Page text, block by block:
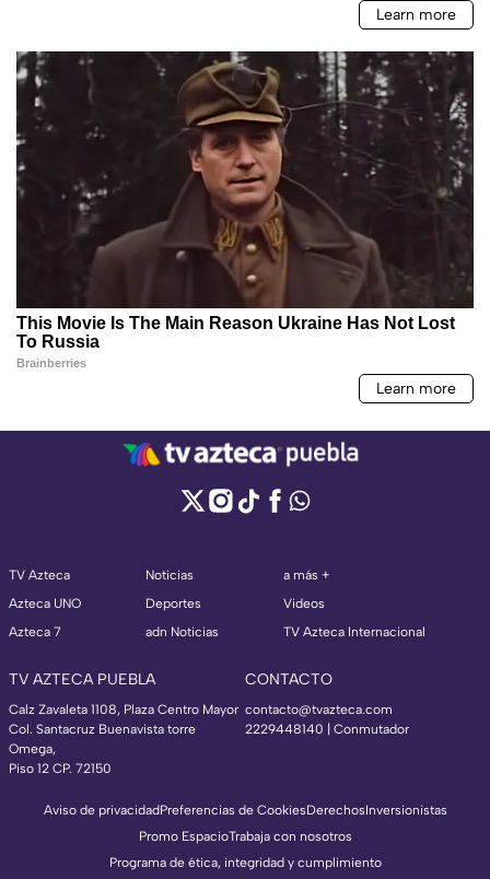
TV Azteca
Azteca UNO
Azteca 7
Noticias
Deportes
adn Noticias
a más +
Videos
TV Azteca Internacional
TV AZTECA PUEBLA
Calz Zavaleta 1108, Plaza Centro Mayor
Col. Santacruz Buenavista torre
Omega,
Piso 12 CP. 72150
CONTACTO
contacto@tvazteca.com
2229448140 | Conmutador
Aviso de privacidadPreferencias de CookiesDerechosInversionistas
Promo EspacioTrabaja con nosotros
Programa de ética, integridad y cumplimiento